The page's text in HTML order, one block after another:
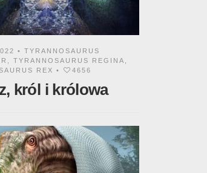
• TYRANNOSAURUS
TYRANNOSAURUS REGINA
REX • 4656
król i królowa